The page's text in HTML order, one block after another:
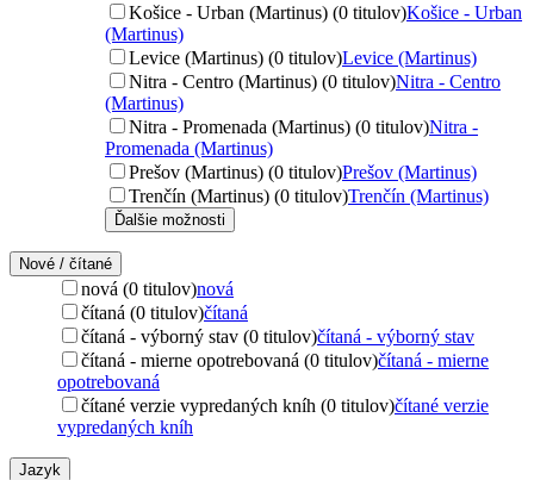
Košice - Urban (Martinus) (0 titulov)Košice - Urban
(Martinus)
Levice (Martinus) (0 titulov)Levice (Martinus)
Nitra - Centro (Martinus) (0 titulov)Nitra - Centro
(Martinus)
Nitra - Promenada (Martinus) (0 titulov)Nitra -
Promenada (Martinus)
Prešov (Martinus) (0 titulov)Prešov (Martinus)
Trenčín (Martinus) (0 titulov)Trenčín (Martinus)
Ďalšie možnosti
Nové / čítané
nová (0 titulov)nová
čítaná (0 titulov)čítaná
čítaná - výborný stav (0 titulov)čítaná - výborný stav
čítaná - mierne opotrebovaná (0 titulov)čítaná - mierne
opotrebovaná
čítané verzie vypredaných kníh (0 titulov)čítané verzie
vypredaných kníh
Jazyk